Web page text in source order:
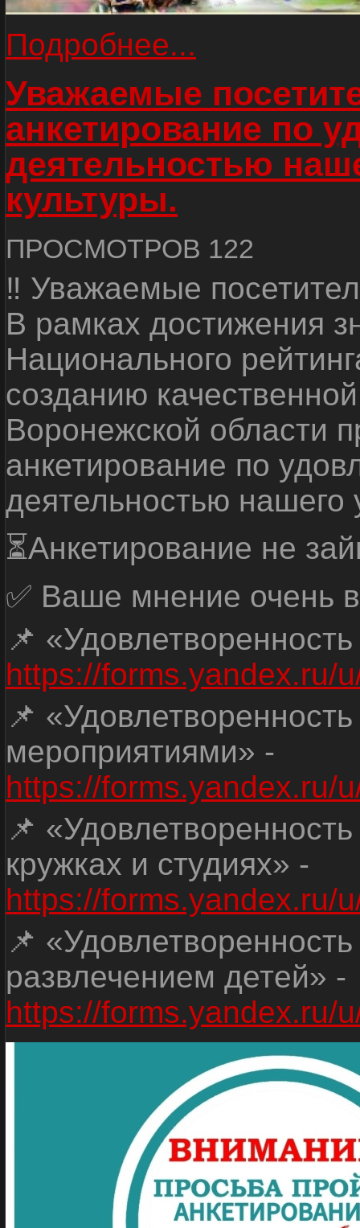
Подробнее...
Уважаемые
анкетирование по
деятельностью
культуры.
ПРОСМОТРОВ 122
‼ Уважаемые
В рамках достижения
Национального
созданию
Воронежской области
анкетирование по
деятельностью нашего
⏳Анкетирование не
✅ Ваше мнение очень
📌
https://forms.yandex.ru/
📌
мероприятиями» -
https://forms.yandex.ru/
📌
кружках и студиях» -
https://forms.yandex.ru/
📌
развлечением детей» -
https://forms.yandex.ru/